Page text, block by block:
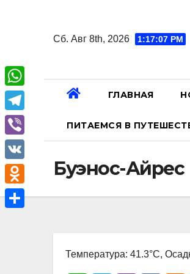
содержанию
Сб. Авг 8th, 2026 1:17:08 PM
ГЛАВНАЯ
ПИТАЕМСЯ В
Буэнос-Айрес
Температура: 41.3°C,
W
h
a
A
T
e
l
e
g
V
i
b
e
V
K
O